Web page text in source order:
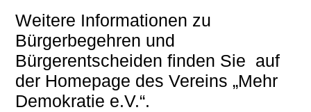
Weitere Informationen zu
Bürgerbegehren und
Bürgerentscheiden finden Sie auf
der Homepage des Vereins „Mehr
Demokratie e.V.“.